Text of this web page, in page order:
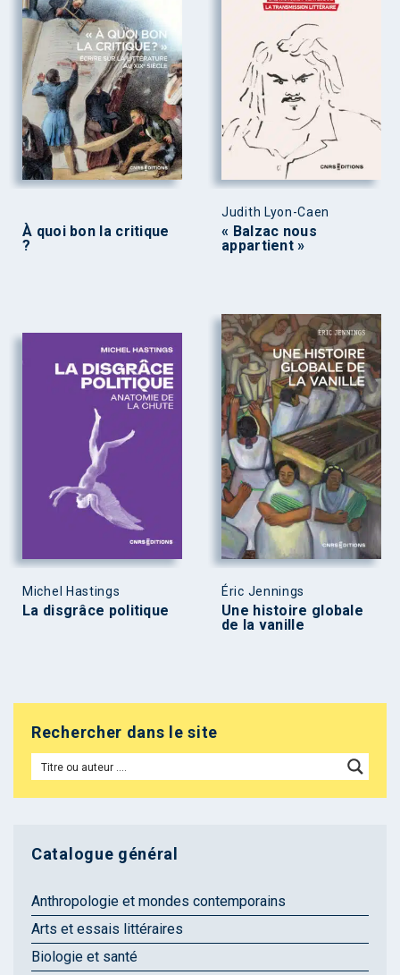
À quoi bon la critique
?
Judith Lyon-Caen
« Balzac nous
appartient »
Michel Hastings
La disgrâce politique
Éric Jennings
Une histoire globale
de la vanille
Rechercher dans le site
Catalogue général
Anthropologie et mondes contemporains
Arts et essais littéraires
Biologie et santé